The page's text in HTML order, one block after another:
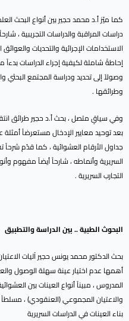
كما ميّز أ.د محمد حجير بين أنواع البحث
دراسات المراقبة والدراسات التجريبية
الاستخدامات الإجرائية والتحديات
إحاطةً شاملة لكيفية إجراء الدراسات بدءاً
وصولاً إلى تحديد ودراسة المجتمع البحثي
وطرائقها .
وفي سياقٍ متصل ، بحث أ.د حجير طرائق
بعد توحيد معايير الإدخال مستعرضاً أمثلة
جداول الأرقام العشوائية ، كما قدّم
السريرية وأنماطه ، شارحاً أيضاً مفهوم
التجارب السريرية .
البحوث الطبية .. بين الدراسة والتطبيق
بحث الدكتور محمد يونس حجير آليات
أهمها عدم اختيار عينة سهلة الوصول
المدروس ، مبيناً أنواع العينات بين
والاعتيان المجموعي (العنقودي) ،
بناء العينات في الدراسات السريرية